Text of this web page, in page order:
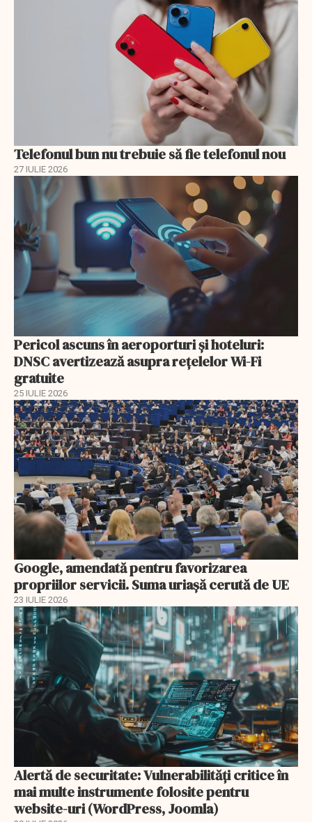
Telefonul bun nu trebuie să fie telefonul nou
27 IULIE 2026
Pericol ascuns în aeroporturi și hoteluri:
DNSC avertizează asupra rețelelor Wi-Fi
gratuite
25 IULIE 2026
Google, amendată pentru favorizarea
propriilor servicii. Suma uriașă cerută de UE
23 IULIE 2026
Alertă de securitate: Vulnerabilități critice în
mai multe instrumente folosite pentru
website-uri (WordPress, Joomla)